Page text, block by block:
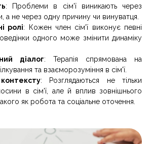
: Проблеми в сім'ї виникають через
а не через одну причину чи винуватця.
ролі: Кожен член сім'ї виконує певні
одного може змінити динаміку
діалог: Терапія спрямована на
та взаєморозуміння в сім'ї.
: Розглядаються не тільки
в сім'ї, але й вплив зовнішнього
як робота та соціальне оточення.